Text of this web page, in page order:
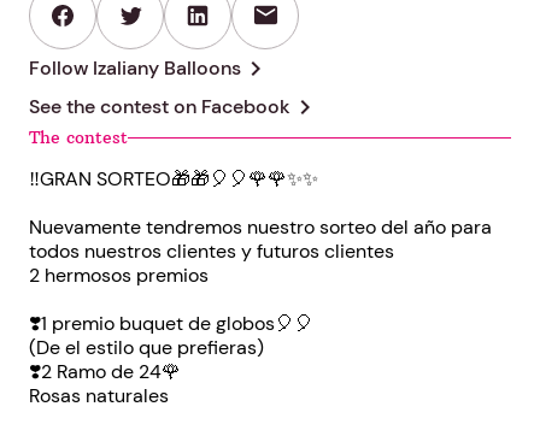
mail
Follow Izaliany Balloons chevron_right
See the contest on Facebook chevron_right
The contest
‼️GRAN SORTEO🎁🎁🎈🎈🌹🌹✨️✨️
Nuevamente tendremos nuestro sorteo del año para
todos nuestros clientes y futuros clientes
2 hermosos premios
❣️1 premio buquet de globos🎈🎈
(De el estilo que prefieras)
❣️2 Ramo de 24🌹
Rosas naturales